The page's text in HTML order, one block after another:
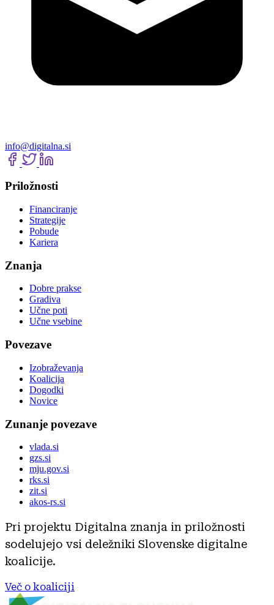
info@digitalna.si
Priložnosti
Financiranje
Strategije
Pobude
Kariera
Znanja
Dobre prakse
Gradiva
Učne poti
Učne vsebine
Povezave
Izobraževanja
Koalicija
Dogodki
Novice
Zunanje povezave
vlada.si
gzs.si
mju.gov.si
rks.si
zit.si
akos-rs.si
Pri projektu Digitalna znanja in priložnosti
sodelujejo vsi deležniki Slovenske digitalne
koalicije.
Več o koaliciji